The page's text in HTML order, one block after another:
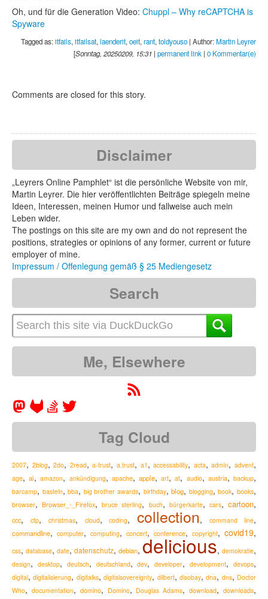
Oh, und für die Generation Video: Chuppl – Why reCAPTCHA is
Spyware
Tagged as:itfails, itfailsat, laenderit, oeit, rant, toldyouso | Author:Martin Leyrer
[Sonntag, 20250209, 15:31 | permanent link | 0 Kommentar(e)
Comments are closed for this story.
Disclaimer
„Leyrers Online Pamphlet“ ist die persönliche Website von mir,
Martin Leyrer. Die hier veröffentlichten Beiträge spiegeln meine
Ideen, Interessen, meinen Humor und fallweise auch mein
Leben wider.
The postings on this site are my own and do not represent the
positions, strategies or opinions of any former, current or future
employer of mine.
Impressum / Offenlegung gemäß § 25 Mediengesetz
Search
Me, Elsewhere
Tag Cloud
2007, 2blog,2do, 2read,a-trust,a.trust, a1 ,accessability, acta,admin,advent,
age,ai,amazon, ankündigung, apache,apple,art,at, audio, austria,backup,
barcamp, basteln,bba, big brother awards, birthday,blog, blogging,book,books,
browser,Browser_-_Firefox,bruce sterling, buch, bürgerkarte, cars,cartoon,
ccc, cfp, christmas, cloud,coding,collection,command line,
commandline, computer, computing, concert, conference, copyright, covid19,
css, database, date, datenschutz, debian, delicious, demokratie,
design, desktop, deutsch, deutschland,dev,developer,development,devops,
digital,digitalisierung, digitalks,digitalsovereignty, dilbert, disobay,dna, dns, Doctor
Who, documentation, domino, Domino, Douglas Adams,download,downloads,